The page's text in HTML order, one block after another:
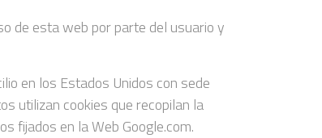
de esta web por parte del usuario y
en los Estados Unidos con sede
utilizan cookies que recopilan la
fijados en la Web Google.com.